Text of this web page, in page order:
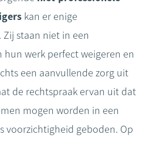
kan er enige
staan niet in een
werk perfect weigeren en
een aanvullende zorg uit
de rechtspraak ervan uit dat
mogen worden in een
voorzichtigheid geboden. Op